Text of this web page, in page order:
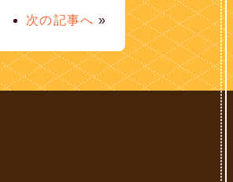
次の記事へ »